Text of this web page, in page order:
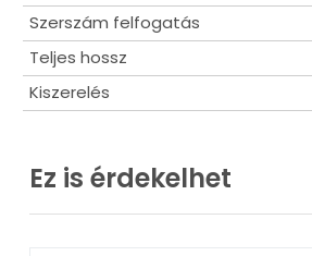
Szerszám felfogatás
Teljes hossz
Kiszerelés
Ez is érdekelhet